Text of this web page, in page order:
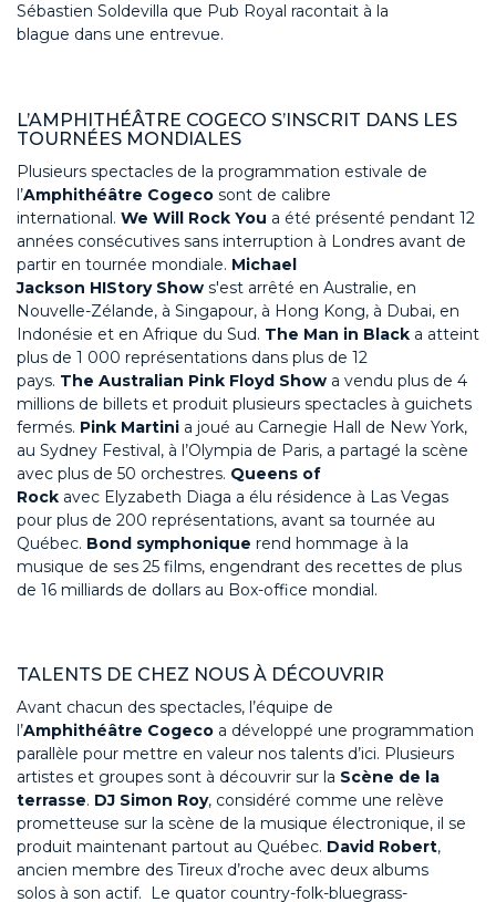
Sébastien Soldevilla que Pub Royal racontait à la
blague dans une entrevue.
L’AMPHITHÉÂTRE COGECO S’INSCRIT DANS LES
TOURNÉES MONDIALES
Plusieurs spectacles de la programmation estivale de
l’Amphithéâtre Cogeco sont de calibre
international. We Will Rock You a été présenté pendant 12
années consécutives sans interruption à Londres avant de
partir en tournée mondiale. Michael
Jackson HIStoryShow s'est arrêté en Australie, en
Nouvelle-Zélande, à Singapour, à Hong Kong, à Dubai, en
Indonésie et en Afrique du Sud. The Man in Black a atteint
plus de 1 000 représentations dans plus de 12
pays. The Australian Pink Floyd Show a vendu plus de 4
millions de billets et produit plusieurs spectacles à guichets
fermés. Pink Martini a joué au Carnegie Hall de New York,
au Sydney Festival, à l’Olympia de Paris, a partagé la scène
avec plus de 50 orchestres. Queens of
Rock avec Elyzabeth Diaga a élu résidence à Las Vegas
pour plus de 200 représentations, avant sa tournée au
Québec. Bond symphonique rend hommage à la
musique de ses 25 films, engendrant des recettes de plus
de 16 milliards de dollars au Box-office mondial.
TALENTS DE CHEZ NOUS À DÉCOUVRIR
Avant chacun des spectacles, l’équipe de
l’Amphithéâtre Cogeco a développé une programmation
parallèle pour mettre en valeur nos talents d’ici. Plusieurs
artistes et groupes sont à découvrir sur la Scène de la
terrasse. DJ Simon Roy, considéré comme une relève
prometteuse sur la scène de la musique électronique, il se
produit maintenant partout au Québec. David Robert,
ancien membre des Tireux d’roche avec deux albums
solos à son actif. Le quator country-folk-bluegrass-